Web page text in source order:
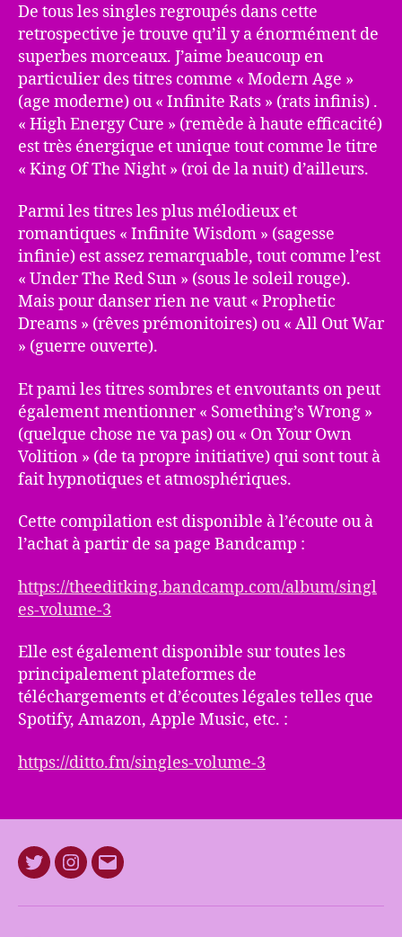
De tous les singles regroupés dans cette
retrospective je trouve qu’il y a énormément de
superbes morceaux. J’aime beaucoup en
particulier des titres comme « Modern Age »
(age moderne) ou « Infinite Rats » (rats infinis) .
« High Energy Cure » (remède à haute efficacité)
est très énergique et unique tout comme le titre
« King Of The Night » (roi de la nuit) d’ailleurs.
Parmi les titres les plus mélodieux et
romantiques « Infinite Wisdom » (sagesse
infinie) est assez remarquable, tout comme l’est
« Under The Red Sun » (sous le soleil rouge).
Mais pour danser rien ne vaut « Prophetic
Dreams » (rêves prémonitoires) ou « All Out War
» (guerre ouverte).
Et pami les titres sombres et envoutants on peut
également mentionner « Something’s Wrong »
(quelque chose ne va pas) ou « On Your Own
Volition » (de ta propre initiative) qui sont tout à
fait hypnotiques et atmosphériques.
Cette compilation est disponible à l’écoute ou à
l’achat à partir de sa page Bandcamp :
https://theeditking.bandcamp.com/album/singl
es-volume-3
Elle est également disponible sur toutes les
principalement plateformes de
téléchargements et d’écoutes légales telles que
Spotify, Amazon, Apple Music, etc. :
https://ditto.fm/singles-volume-3
TwitterInstagram
E-